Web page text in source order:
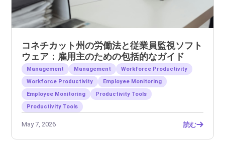
コネチカット州の労働法と従業員監視ソフト
ウェア：雇用主のための包括的なガイド
Management Management
Workforce Productivity
Workforce Productivity
Employee Monitoring
Employee Monitoring
Productivity Tools
Productivity Tools
May 7, 2026 読む